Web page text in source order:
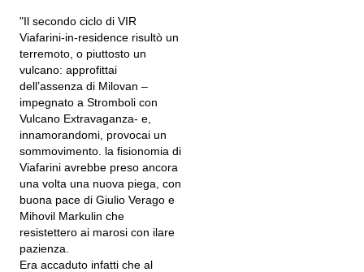
"Il secondo ciclo di VIR
Viafarini-in-residence risultò un
terremoto, o piuttosto un
vulcano: approfittai
dell’assenza di Milovan –
impegnato a Stromboli con
Vulcano Extravaganza- e,
innamorandomi, provocai un
sommovimento. la fisionomia di
Viafarini avrebbe preso ancora
una volta una nuova piega, con
buona pace di Giulio Verago e
Mihovil Markulin che
resistettero ai marosi con ilare
pazienza.
Era accaduto infatti che al